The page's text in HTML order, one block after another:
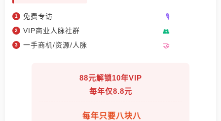
免费专访
VIP商业人脉社群
一手商机/资源/人脉
88元解锁10年VIP
每年仅8.8元
每年只要八块八